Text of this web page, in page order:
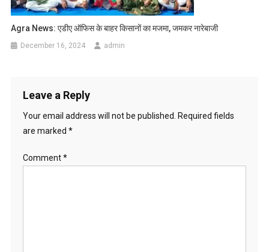
Agra News: एडीए ऑफिस के बाहर किसानों का मजमा, जमकर नारेबाजी
December 16, 2024 admin
Leave a Reply
Your email address will not be published.
Required fields
are marked *
Comment*